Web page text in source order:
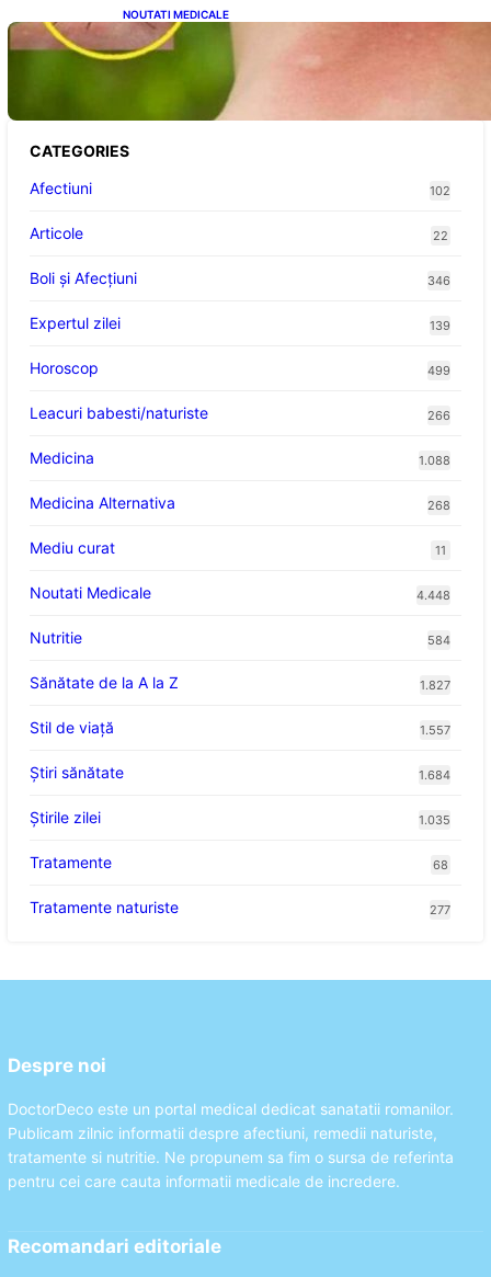
NOUTATI MEDICALE
Cum bacteriile pielii influențează atracția
țânțarilor: O nouă viziune asupra alegerii
CATEGORIES
Afectiuni
102
Articole 22
Boli și Afecțiuni 346
Expertul zilei 139
Horoscop 499
Leacuri babesti/naturiste 266
Medicina 1.088
Medicina Alternativa 268
Mediu curat 11
Noutati Medicale 4.448
Nutritie 584
Sănătate de la A la Z 1.827
Stil de viaţă 1.557
Ştiri sănătate 1.684
Știrile zilei 1.035
Tratamente 68
Tratamente naturiste 277
Despre noi
DoctorDeco este un portal medical dedicat sanatatii romanilor.
Publicam zilnic informatii despre afectiuni, remedii naturiste,
tratamente si nutritie. Ne propunem sa fim o sursa de referinta
pentru cei care cauta informatii medicale de incredere.
Recomandari editoriale